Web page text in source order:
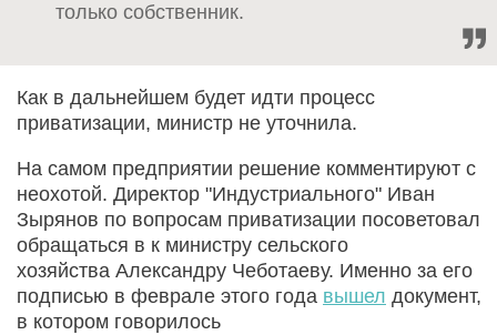
только собственник.
Как в дальнейшем будет идти процесс
приватизации, министр не уточнила.
На самом предприятии решение комментируют с
неохотой. Директор "Индустриального" Иван
Зырянов по вопросам приватизации посоветовал
обращаться в к министру сельского
хозяйства Александру Чеботаеву. Именно за его
подписью в феврале этого года вышел документ,
в котором говорилось